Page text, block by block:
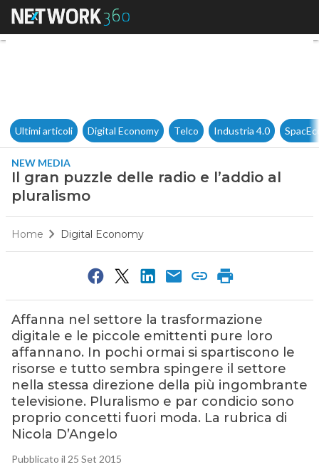
Il gran puzzle delle radio e
Ultimi articoli Digital Economy Telco Industria 4.0
NEW MEDIA
Il gran puzzle delle radio e l’addio al
pluralismo
Home Digital Economy
Affanna nel settore la trasformazione
digitale e le piccole emittenti pure loro
affannano. In pochi ormai si spartiscono le
risorse e tutto sembra spingere il settore
nella stessa direzione della più ingombrante
televisione. Pluralismo e par condicio sono
proprio concetti fuori moda. La rubrica di
Nicola D’Angelo
Pubblicato il 25 Set 2015